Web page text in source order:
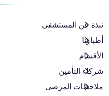
نبذة عن المستشفى
أطباؤنا
الأقسام
شركاء التأمين
ملاحظات المرضى